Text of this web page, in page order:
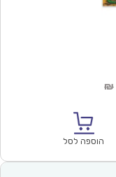
₪
הוספה לסל